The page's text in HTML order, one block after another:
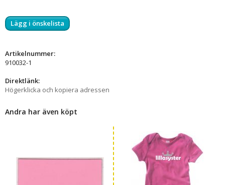
Lägg i önskelista
Artikelnummer:
910032-1
Direktlänk:
Högerklicka och kopiera adressen
Andra har även köpt